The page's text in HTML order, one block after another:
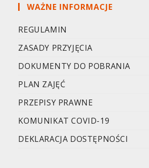
WAŻNE INFORMACJE
REGULAMIN
ZASADY PRZYJĘCIA
DOKUMENTY DO POBRANIA
PLAN ZAJĘĆ
PRZEPISY PRAWNE
KOMUNIKAT COVID-19
DEKLARACJA DOSTĘPNOŚCI